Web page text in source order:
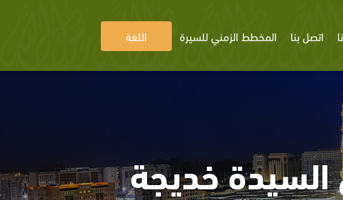
اتصل بنا المخطط الزمني للسيرة اللغة
السيدة خديجة